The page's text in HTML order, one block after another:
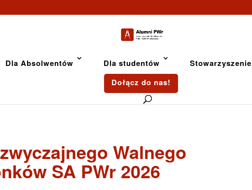
Dla Absolwentów Dla studentów
Stowarzyszenie
Dołącz do nas!
Walnego
SA PWr 2026